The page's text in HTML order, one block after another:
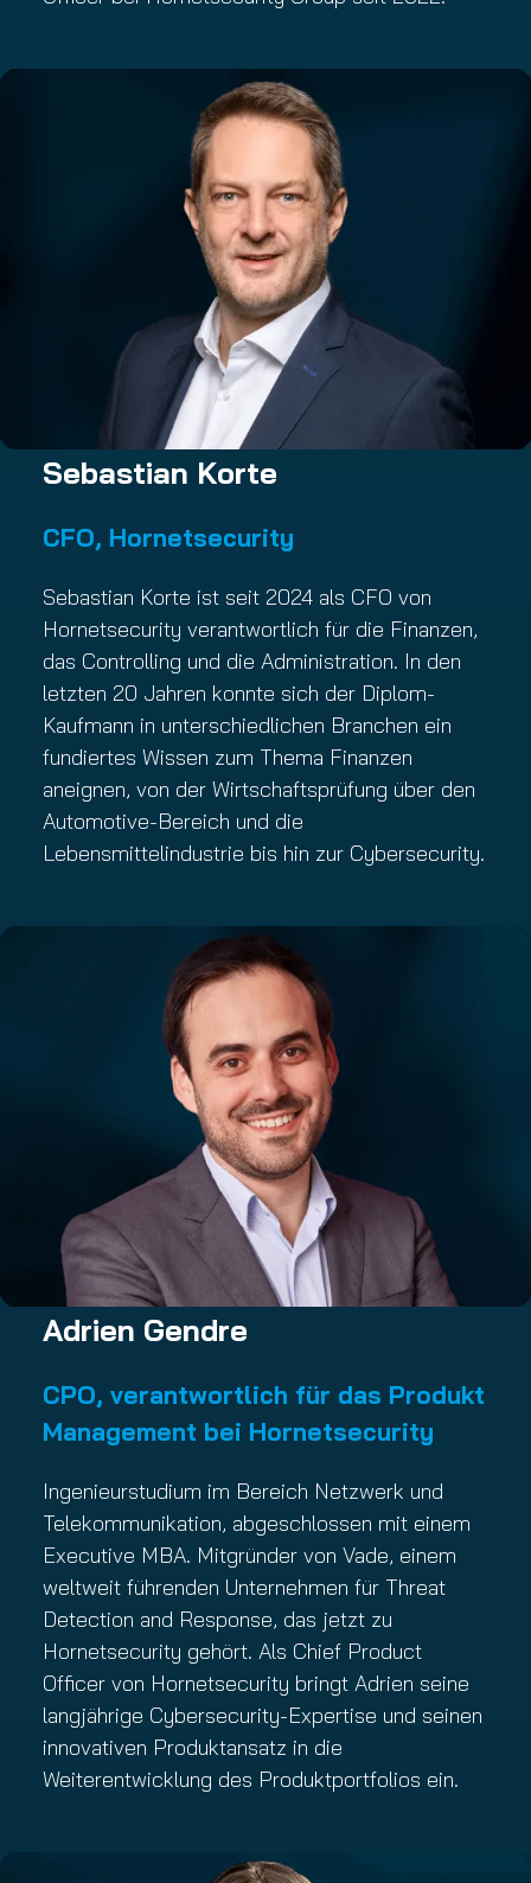
Sebastian Korte
CFO, Hornetsecurity
Sebastian Korte ist seit 2024 als CFO von
Hornetsecurity verantwortlich für die Finanzen,
das Controlling und die Administration. In den
letzten 20 Jahren konnte sich der Diplom-
Kaufmann in unterschiedlichen Branchen ein
fundiertes Wissen zum Thema Finanzen
aneignen, von der Wirtschaftsprüfung über den
Automotive-Bereich und die
Lebensmittelindustrie bis hin zur Cybersecurity.
Adrien Gendre
CPO, verantwortlich für das Produkt
Management bei Hornetsecurity
Ingenieurstudium im Bereich Netzwerk und
Telekommunikation, abgeschlossen mit einem
Executive MBA. Mitgründer von Vade, einem
weltweit führenden Unternehmen für Threat
Detection and Response, das jetzt zu
Hornetsecurity gehört. Als Chief Product
Officer von Hornetsecurity bringt Adrien seine
langjährige Cybersecurity-Expertise und seinen
innovativen Produktansatz in die
Weiterentwicklung des Produktportfolios ein.